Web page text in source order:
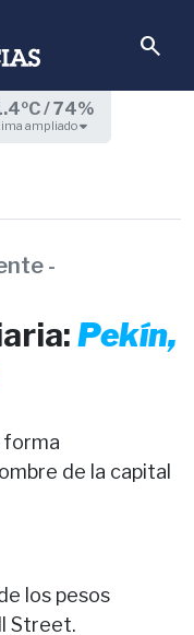
search
/ 74%
ampliado
-
Pekín,
forma
de la capital
los pesos
Street.